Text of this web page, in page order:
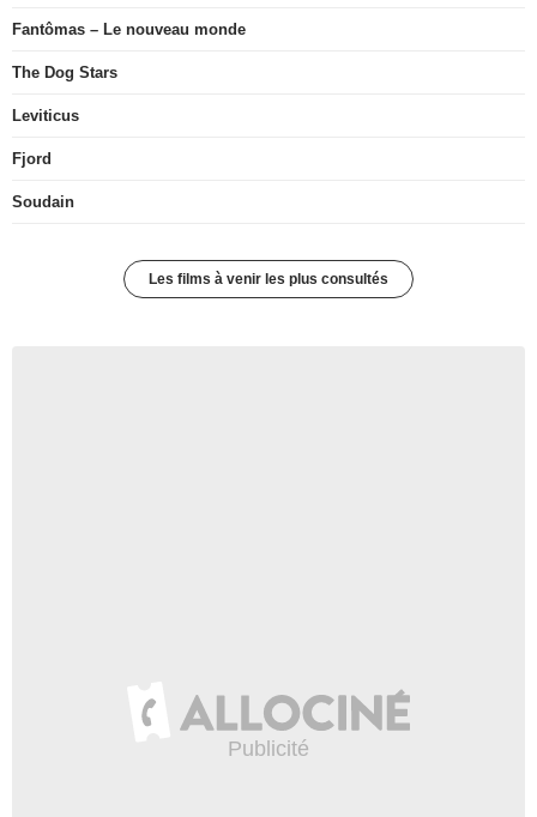
Fantômas – Le nouveau monde
The Dog Stars
Leviticus
Fjord
Soudain
Les films à venir les plus consultés